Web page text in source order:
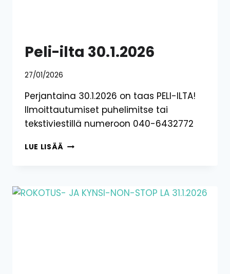
Peli-ilta 30.1.2026
27/01/2026
Perjantaina 30.1.2026 on taas PELI-ILTA!
Ilmoittautumiset puhelimitse tai
tekstiviestillä numeroon 040-6432772
LUE LISÄÄ PELI-